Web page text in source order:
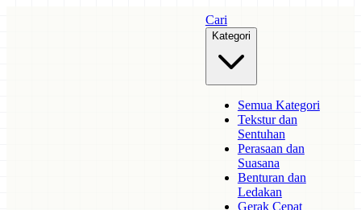
Cari
Kategori
Semua Kategori
Tekstur dan
Sentuhan
Perasaan dan
Suasana
Benturan dan
Ledakan
Gerak Cepat